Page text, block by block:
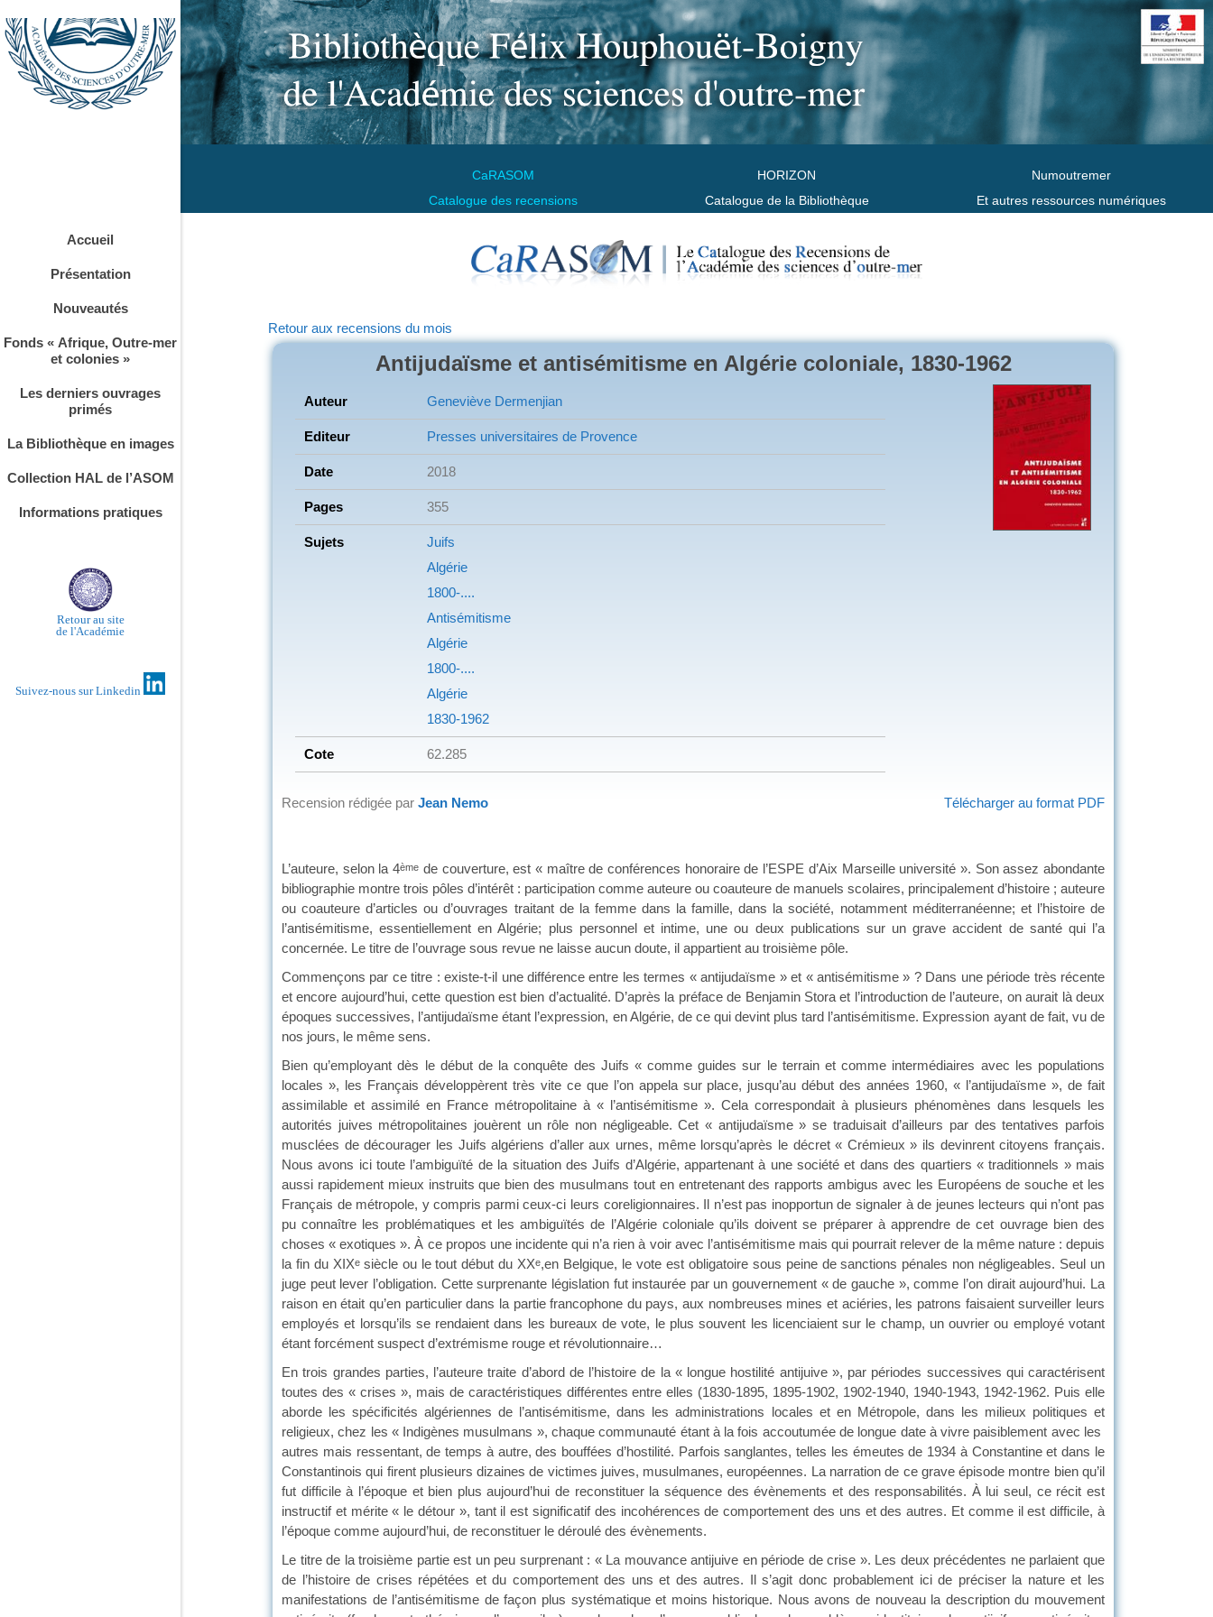
CaRASOM
Catalogue des recensions
HORIZON
Catalogue de la Bibliothèque
Numoutremer
Et autres ressources numériques
Accueil
Présentation
Nouveautés
Fonds « Afrique, Outre-mer
et colonies »
Les derniers ouvrages
primés
La Bibliothèque en images
Collection HAL de l’ASOM
Informations pratiques
Retour au site
de l'Académie
Suivez-nous sur Linkedin
Retour aux recensions du mois
Antijudaïsme et antisémitisme en Algérie coloniale, 1830-1962
Auteur Geneviève Dermenjian
Editeur Presses universitaires de Provence
Date 2018
Pages 355
Sujets
Juifs
Algérie
1800-....
Antisémitisme
Algérie
1800-....
Algérie
1830-1962
Cote 62.285
Télécharger au format PDF
Recension rédigée par Jean Nemo
L’auteure, selon la 4ème de couverture, est « maître de conférences honoraire de l’ESPE d’Aix Marseille université ». Son assez abondante
bibliographie montre trois pôles d’intérêt : participation comme auteure ou coauteure de manuels scolaires, principalement d’histoire ; auteure
ou coauteure d’articles ou d’ouvrages traitant de la femme dans la famille, dans la société, notamment méditerranéenne; et l’histoire de
l’antisémitisme, essentiellement en Algérie; plus personnel et intime, une ou deux publications sur un grave accident de santé qui l’a
concernée. Le titre de l’ouvrage sous revue ne laisse aucun doute, il appartient au troisième pôle.
Commençons par ce titre : existe-t-il une différence entre les termes « antijudaïsme » et « antisémitisme » ? Dans une période très récente
et encore aujourd’hui, cette question est bien d’actualité. D’après la préface de Benjamin Stora et l’introduction de l’auteure, on aurait là deux
époques successives, l’antijudaïsme étant l’expression, en Algérie, de ce qui devint plus tard l’antisémitisme. Expression ayant de fait, vu de
nos jours, le même sens.
Bien qu’employant dès le début de la conquête des Juifs « comme guides sur le terrain et comme intermédiaires avec les populations
locales », les Français développèrent très vite ce que l’on appela sur place, jusqu’au début des années 1960, « l’antijudaïsme », de fait
assimilable et assimilé en France métropolitaine à « l’antisémitisme ». Cela correspondait à plusieurs phénomènes dans lesquels les
autorités juives métropolitaines jouèrent un rôle non négligeable. Cet « antijudaïsme » se traduisait d’ailleurs par des tentatives parfois
musclées de décourager les Juifs algériens d’aller aux urnes, même lorsqu’après le décret « Crémieux » ils devinrent citoyens français.
Nous avons ici toute l’ambiguïté de la situation des Juifs d’Algérie, appartenant à une société et dans des quartiers « traditionnels » mais
aussi rapidement mieux instruits que bien des musulmans tout en entretenant des rapports ambigus avec les Européens de souche et les
Français de métropole, y compris parmi ceux-ci leurs coreligionnaires. Il n’est pas inopportun de signaler à de jeunes lecteurs qui n’ont pas
pu connaître les problématiques et les ambiguïtés de l’Algérie coloniale qu’ils doivent se préparer à apprendre de cet ouvrage bien des
choses « exotiques ». À ce propos une incidente qui n’a rien à voir avec l’antisémitisme mais qui pourrait relever de la même nature : depuis
la fin du XIXe siècle ou le tout début du XXe,en Belgique, le vote est obligatoire sous peine de sanctions pénales non négligeables. Seul un
juge peut lever l’obligation. Cette surprenante législation fut instaurée par un gouvernement « de gauche », comme l’on dirait aujourd’hui. La
raison en était qu’en particulier dans la partie francophone du pays, aux nombreuses mines et aciéries, les patrons faisaient surveiller leurs
employés et lorsqu’ils se rendaient dans les bureaux de vote, le plus souvent les licenciaient sur le champ, un ouvrier ou employé votant
étant forcément suspect d’extrémisme rouge et révolutionnaire…
En trois grandes parties, l’auteure traite d’abord de l’histoire de la « longue hostilité antijuive », par périodes successives qui caractérisent
toutes des « crises », mais de caractéristiques différentes entre elles (1830-1895, 1895-1902, 1902-1940, 1940-1943, 1942-1962. Puis elle
aborde les spécificités algériennes de l’antisémitisme, dans les administrations locales et en Métropole, dans les milieux politiques et
religieux, chez les « Indigènes musulmans », chaque communauté étant à la fois accoutumée de longue date à vivre paisiblement avec les
autres mais ressentant, de temps à autre, des bouffées d’hostilité. Parfois sanglantes, telles les émeutes de 1934 à Constantine et dans le
Constantinois qui firent plusieurs dizaines de victimes juives, musulmanes, européennes. La narration de ce grave épisode montre bien qu’il
fut difficile à l’époque et bien plus aujourd’hui de reconstituer la séquence des évènements et des responsabilités. À lui seul, ce récit est
instructif et mérite « le détour », tant il est significatif des incohérences de comportement des uns et des autres. Et comme il est difficile, à
l’époque comme aujourd’hui, de reconstituer le déroulé des évènements.
Le titre de la troisième partie est un peu surprenant : « La mouvance antijuive en période de crise ». Les deux précédentes ne parlaient que
de l’histoire de crises répétées et du comportement des uns et des autres. Il s’agit donc probablement ici de préciser la nature et les
manifestations de l’antisémitisme de façon plus systématique et moins historique. Nous avons de nouveau la description du mouvement